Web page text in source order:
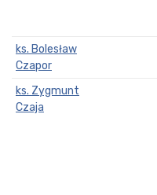
ks. Bolesław
Czapor
ks. Zygmunt
Czaja